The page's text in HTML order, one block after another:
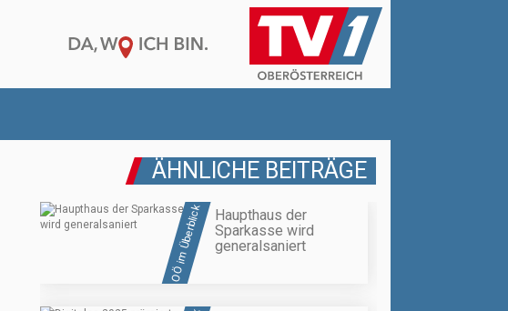
ÄHNLICHE BEITRÄGE
OÖ im Überblick
Haupthaus der
Sparkasse wird
generalsaniert